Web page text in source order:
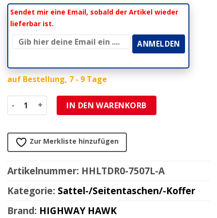
Sendet mir eine Email, sobald der Artikel wieder
lieferbar ist.
auf Bestellung, 7 - 9 Tage
Halterung HH (1 Stk, links) LEDRIE abschliessbar zu LTDR0-
IN DEN WARENKORB
Zur Merkliste hinzufügen
Artikelnummer: HHLTDR0-7507L-A
Kategorie: Sattel-/Seitentaschen/-Koffer
Brand: HIGHWAY HAWK